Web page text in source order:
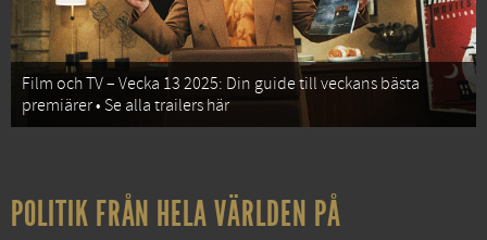
Film och TV – Vecka 13 2025: Din guide till veckans bästa
premiärer • Se alla trailers här
POLITIK FRÅN HELA VÄRLDEN PÅ